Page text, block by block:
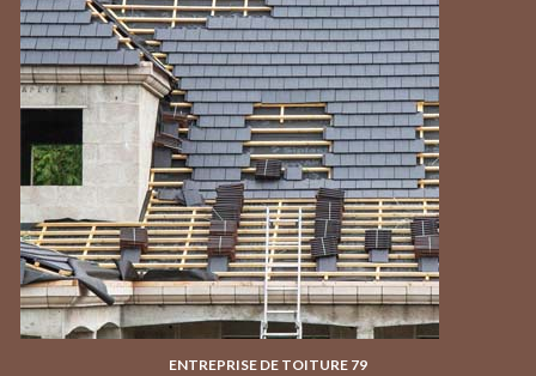
ENTREPRISE DE TOITURE 79